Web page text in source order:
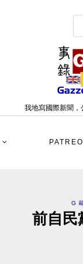
我地寫國際新聞
G
前自民